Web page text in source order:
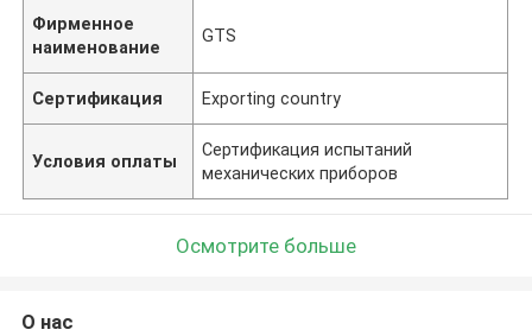
Фирменное
наименование
GTS
Сертификация Exporting country
Условия оплаты
Сертификация испытаний
механических приборов
Осмотрите больше
О нас